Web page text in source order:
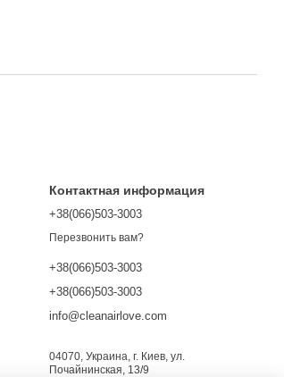
Контактная информация
+38(066)503-3003
Перезвонить вам?
+38(066)503-3003
+38(066)503-3003
info@cleanairlove.com
04070, Украина, г. Киев, ул.
Почайнинская, 13/9